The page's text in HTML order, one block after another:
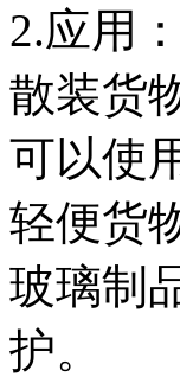
2.应用：
散装货
可以使
轻便货
玻璃制
护。